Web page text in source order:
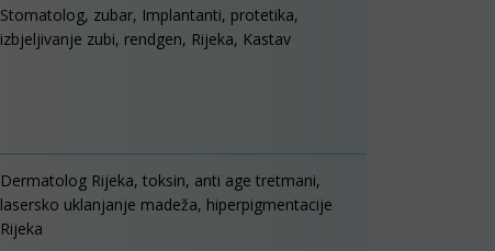
Stomatolog, zubar, Implantanti, protetika,
izbjeljivanje zubi, rendgen, Rijeka, Kastav
Dermatolog Rijeka, toksin, anti age tretmani,
lasersko uklanjanje madeža, hiperpigmentacije
Rijeka